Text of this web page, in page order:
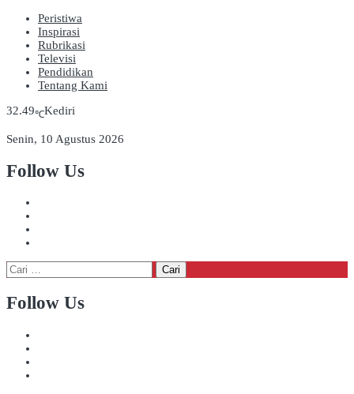
Peristiwa
Inspirasi
Rubrikasi
Televisi
Pendidikan
Tentang Kami
32.49℃Kediri
Senin, 10 Agustus 2026
Follow Us
Cari
untuk:
Follow Us